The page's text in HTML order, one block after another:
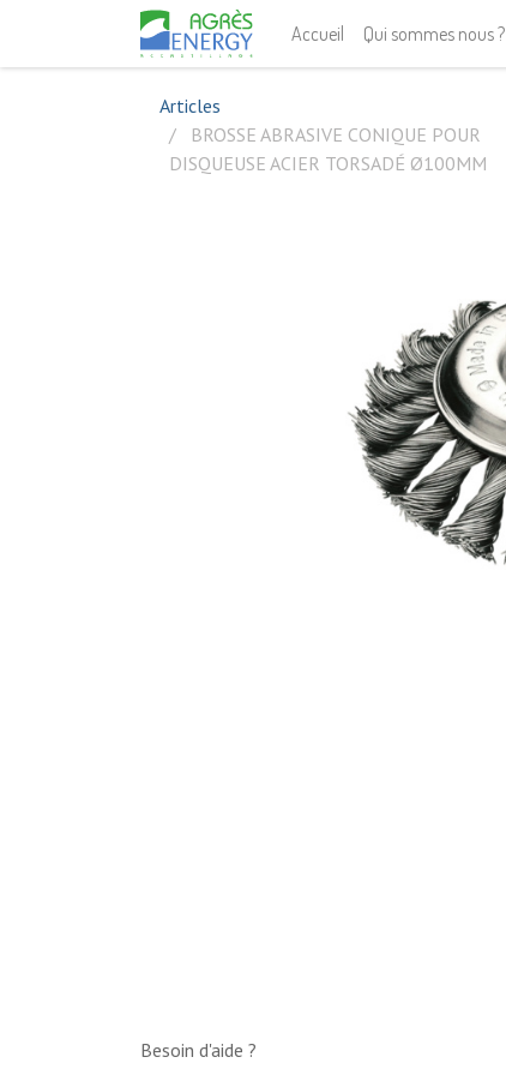
Accueil Qui sommes nous ?
Articles
BROSSE ABRASIVE CONIQUE POUR
DISQUEUSE ACIER TORSADÉ Ø100MM
Besoin d'aide ?